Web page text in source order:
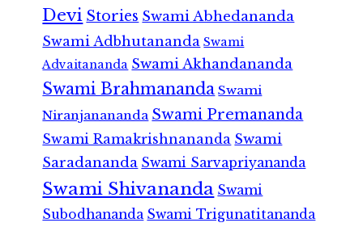
Devi Stories Swami Abhedananda
Swami Adbhutananda Swami
Advaitananda Swami Akhandananda
Swami Brahmananda Swami
Niranjanananda Swami Premananda
Swami Ramakrishnananda Swami
Saradananda Swami Sarvapriyananda
Swami Shivananda Swami
Subodhananda Swami Trigunatitananda